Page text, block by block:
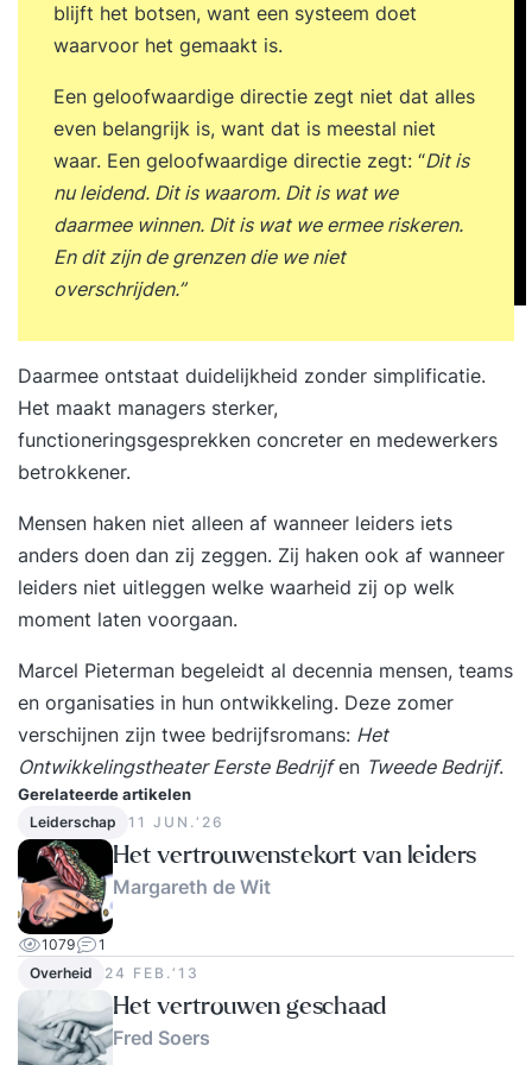
blijft het botsen, want een systeem doet
waarvoor het gemaakt is.
Een geloofwaardige directie zegt niet dat alles
even belangrijk is, want dat is meestal niet
waar. Een geloofwaardige directie zegt: “Dit is
nu leidend. Dit is waarom. Dit is wat we
daarmee winnen. Dit is wat we ermee riskeren.
En dit zijn de grenzen die we niet
overschrijden.”
Daarmee ontstaat duidelijkheid zonder simplificatie.
Het maakt managers sterker,
functioneringsgesprekken concreter en medewerkers
betrokkener.
Mensen haken niet alleen af wanneer leiders iets
anders doen dan zij zeggen. Zij haken ook af wanneer
leiders niet uitleggen welke waarheid zij op welk
moment laten voorgaan.
Marcel Pieterman begeleidt al decennia mensen, teams
en organisaties in hun ontwikkeling. Deze zomer
verschijnen zijn twee bedrijfsromans: Het
Ontwikkelingstheater Eerste Bedrijfen Tweede Bedrijf.
Gerelateerde artikelen
Leiderschap 11 JUN.‘26
Het vertrouwenstekort van leiders
Margareth de Wit
1079
1
Overheid
24 FEB.‘13
Het vertrouwen geschaad
Fred Soers